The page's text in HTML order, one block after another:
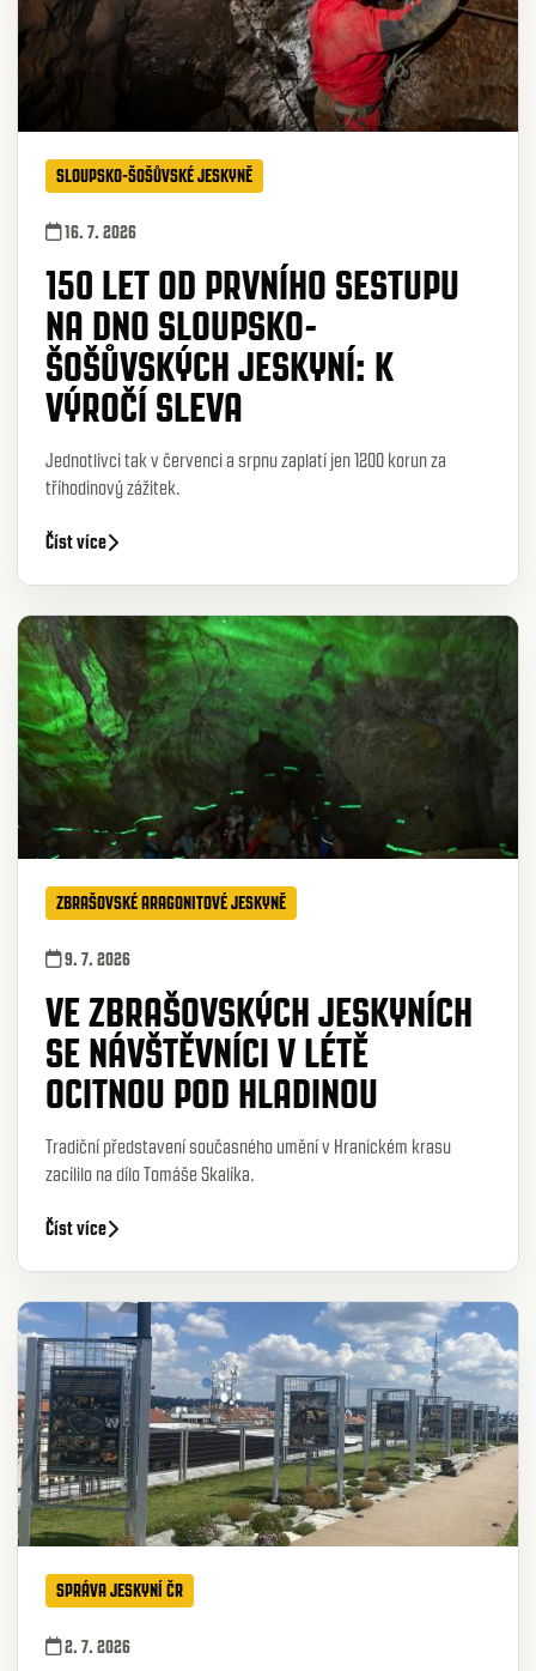
SLOUPSKO-ŠOŠŮVSKÉ JESKYNĚ
16. 7. 2026
150 LET OD PRVNÍHO SESTUPU
NA DNO SLOUPSKO-
ŠOŠŮVSKÝCH JESKYNÍ: K
VÝROČÍ SLEVA
Jednotlivci tak v červenci a srpnu zaplatí jen 1200 korun za
tříhodinový zážitek.
Číst více
ZBRAŠOVSKÉ ARAGONITOVÉ JESKYNĚ
9. 7. 2026
VE ZBRAŠOVSKÝCH JESKYNÍCH
SE NÁVŠTĚVNÍCI V LÉTĚ
OCITNOU POD HLADINOU
Tradiční představení současného umění v Hranickém krasu
zacílilo na dílo Tomáše Skalíka.
Číst více
SPRÁVA JESKYNÍ ČR
2. 7. 2026